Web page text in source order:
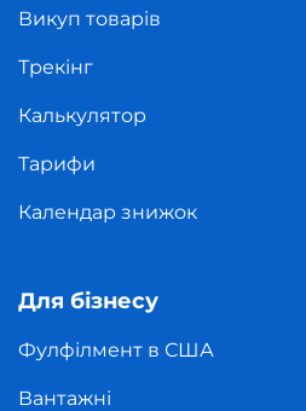
Викуп товарів
Трекінг
Калькулятор
Тарифи
Календар знижок
Для бізнесу
Фулфілмент в США
Вантажні